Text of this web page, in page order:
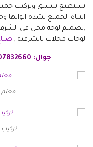
نستطيع تنسيق وتركيب جميع
اتنباه الجميع لشدة الوانها
,تصميم لوحة محل في
لوحات محلات بالشرقية ,
جوال:
معلم
تركيب